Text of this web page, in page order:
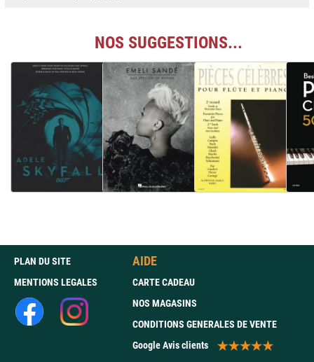
NOS SUGGESTIONS...
PLAN DU SITE
MENTIONS LEGALES
AIDE
CARTE CADEAU
NOS MAGASINS
CONDITIONS GENERALES DE VENTE
Google Avis clients